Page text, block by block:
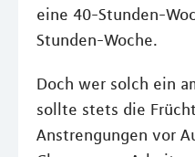
eine 40-Stunden-
Stunden-Woche.
Doch wer solch ein
sollte stets die
Anstrengungen vor